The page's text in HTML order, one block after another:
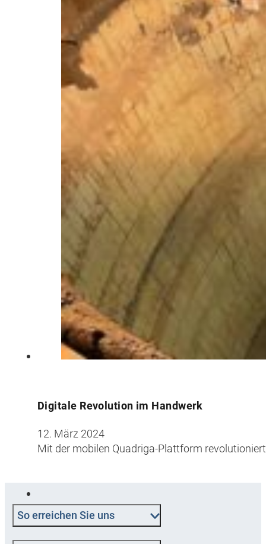
Digitale Revolution im Handwerk
12. März 2024
Mit der mobilen Quadriga-Plattform
So erreichen Sie uns